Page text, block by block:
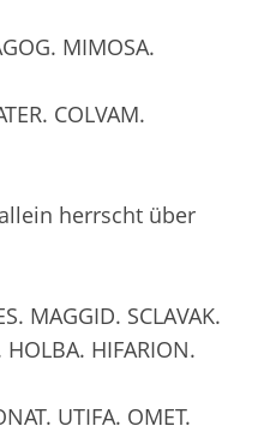
MIMOSA.
COLVAM.
herrscht über
MAGGID. SCLAVAK.
HOLBA. HIFARION.
UTIFA. OMET.